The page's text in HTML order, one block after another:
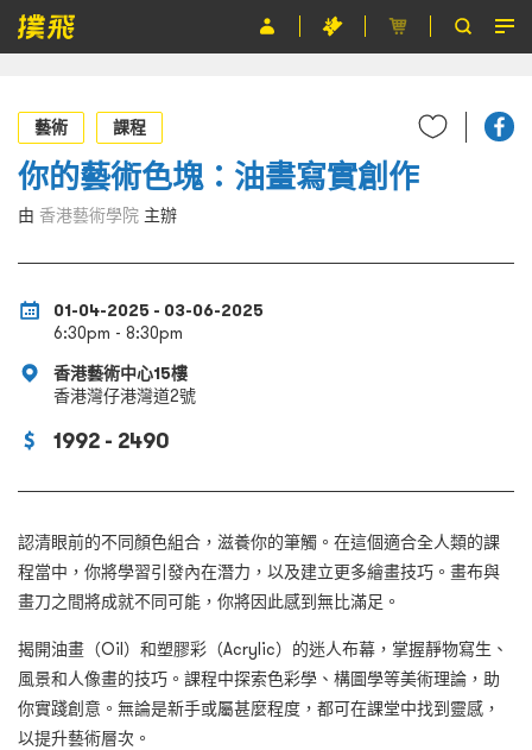
主辦單位
關於撲飛
EN
藝術 課程
你的藝術色塊：油畫寫實創作
由 香港藝術學院 主辦
01-04-2025 - 03-06-2025
6:30pm - 8:30pm
香港藝術中心15樓
香港灣仔港灣道2號
1992 - 2490
認清眼前的不同顏色組合，滋養你的筆觸。在這個適合全人類的課
程當中，你將學習引發內在潛力，以及建立更多繪畫技巧。畫布與
畫刀之間將成就不同可能，你將因此感到無比滿足。
揭開油畫（Oil）和塑膠彩（Acrylic）的迷人布幕，掌握靜物寫生、
風景和人像畫的技巧。課程中探索色彩學、構圖學等美術理論，助
你實踐創意。無論是新手或屬甚麼程度，都可在課堂中找到靈感，
以提升藝術層次。